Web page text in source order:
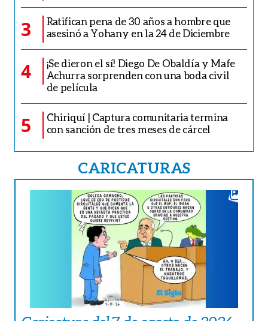
3
Ratifican pena de 30 años a hombre que
asesinó a Yohany en la 24 de Diciembre
4
¡Se dieron el sí! Diego De Obaldía y Mafe
Achurra sorprenden con una boda civil
de película
5
Chiriquí | Captura comunitaria termina
con sanción de tres meses de cárcel
CARICATURAS